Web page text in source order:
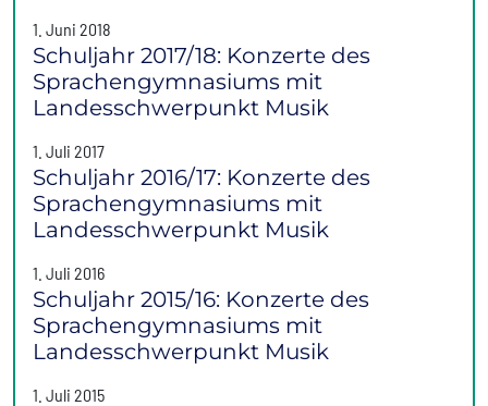
1. Juni 2018
Schuljahr 2017/18: Konzerte des
Sprachengymnasiums mit
Landesschwerpunkt Musik
1. Juli 2017
Schuljahr 2016/17: Konzerte des
Sprachengymnasiums mit
Landesschwerpunkt Musik
1. Juli 2016
Schuljahr 2015/16: Konzerte des
Sprachengymnasiums mit
Landesschwerpunkt Musik
1. Juli 2015